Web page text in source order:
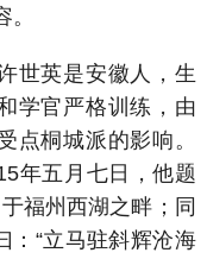
英是安徽人，生
学官严格训练，由
点桐城派的影响。
年五月七日，他题
福州西湖之畔；同
：“立马驻斜辉沧海